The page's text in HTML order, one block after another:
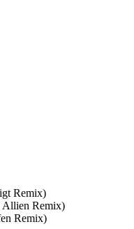
Remix)
Allien Remix)
Remix)